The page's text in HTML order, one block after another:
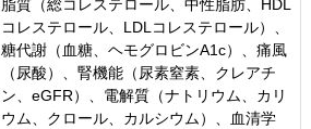
脂質（総コレステロール、中性脂肪、HDL
コレステロール、LDLコレステロール）、
糖代謝（血糖、ヘモグロビンA1c）、痛風
（尿酸）、腎機能（尿素窒素、クレアチ
ン、eGFR）、電解質（ナトリウム、カリ
ウム、クロール、カルシウム）、血清学